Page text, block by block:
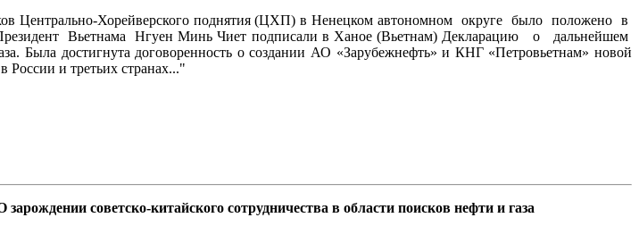
Центрально-Хорейверского поднятия (ЦХП) в Ненецком автономном округе было положено в
Вьетнама Нгуен Минь Чиет подписали в Ханое (Вьетнам) Декларацию о дальнейшем
Была достигнута договоренность о создании АО «Зарубежнефть» и КНГ «Петровьетнам» новой
России и третьих странах..."
советско-китайского сотрудничества в области поисков нефти и газа